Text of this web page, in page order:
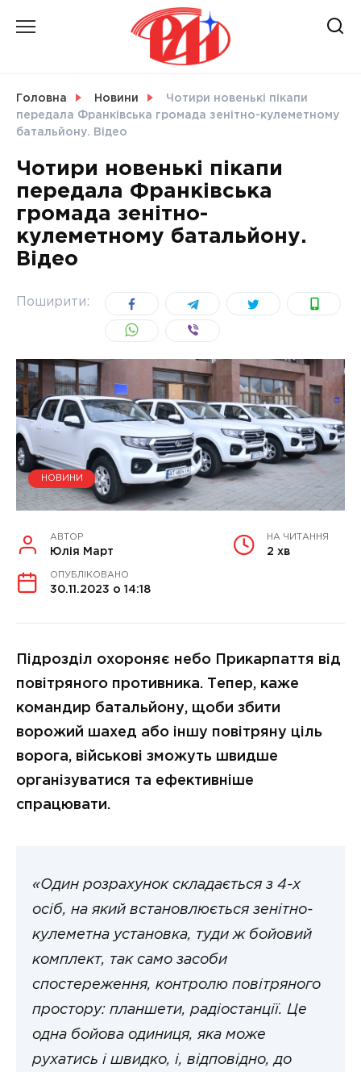
СВІТ
УКРАЇНА
Головна Новини
Чотири новенькі пікапи
передала Франківська громада зенітно-кулеметному
батальйону. Відео
Чотири новенькі пікапи
передала Франківська
громада зенітно-
кулеметному батальйону.
Відео
Поширити:
НОВИНИ
АВТОР
Юлія Март
НА ЧИТАННЯ
2 хв
ОПУБЛІКОВАНО
30.11.2023 о 14:18
Підрозділ охороняє небо Прикарпаття від
повітряного противника. Тепер, каже
командир батальйону, щоби збити
ворожий шахед або іншу повітряну ціль
ворога, військові зможуть швидше
організуватися та ефективніше
спрацювати.
«Один розрахунок складається з 4-х
осіб, на який встановлюється зенітно-
кулеметна установка, туди ж бойовий
комплект, так само засоби
спостереження, контролю повітряного
простору: планшети, радіостанції. Це
одна бойова одиниця, яка може
рухатись і швидко, і, відповідно, до